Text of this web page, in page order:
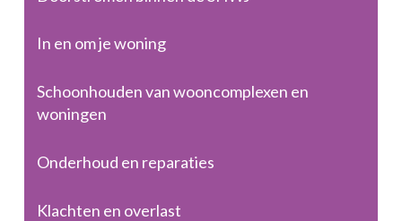
In en om je woning
Schoonhouden van wooncomplexen en
woningen
Onderhoud en reparaties
Klachten en overlast